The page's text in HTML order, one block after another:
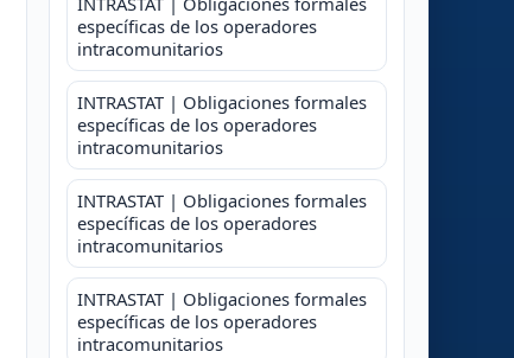
específicas de los operadores
intracomunitarios
INTRASTAT | Obligaciones formales
específicas de los operadores
intracomunitarios
INTRASTAT | Obligaciones formales
específicas de los operadores
intracomunitarios
INTRASTAT | Obligaciones formales
específicas de los operadores
intracomunitarios